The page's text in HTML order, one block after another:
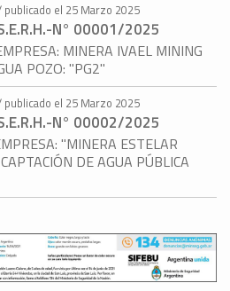
el 25 Marzo 2025
N° 00001/2025
MINERA IVAEL MINING
POZO: "PG2"
el 25 Marzo 2025
N° 00002/2025
"MINERA ESTELAR
DE AGUA PÚBLICA